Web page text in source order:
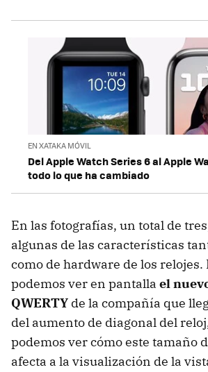
EN XATAKA MÓVIL
Del Apple Watch Series 6 al Apple
todo lo que ha cambiado
En las fotografías, un total de
algunas de las características
como de hardware de los relojes.
podemos ver en pantalla el
QWERTY de la compañía que
del aumento de diagonal del
podemos ver cómo este tamaño
afecta a la visualización de la